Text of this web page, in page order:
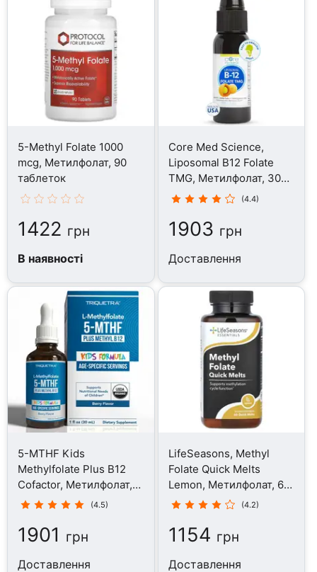
5-Methyl Folate 1000
mcg, Метилфолат, 90
таблеток
1422 грн
В наявності
Core Med Science,
Liposomal B12 Folate
TMG, Метилфолат, 30
мл
(4.4)
1903 грн
Доставлення
5-MTHF Kids
Methylfolate Plus B12
Cofactor, Метилфолат,
29 мл
(4.5)
1901 грн
Доставлення
LifeSeasons, Methyl
Folate Quick Melts
Lemon, Метилфолат, 60
таблеток
(4.2)
1154 грн
Доставлення